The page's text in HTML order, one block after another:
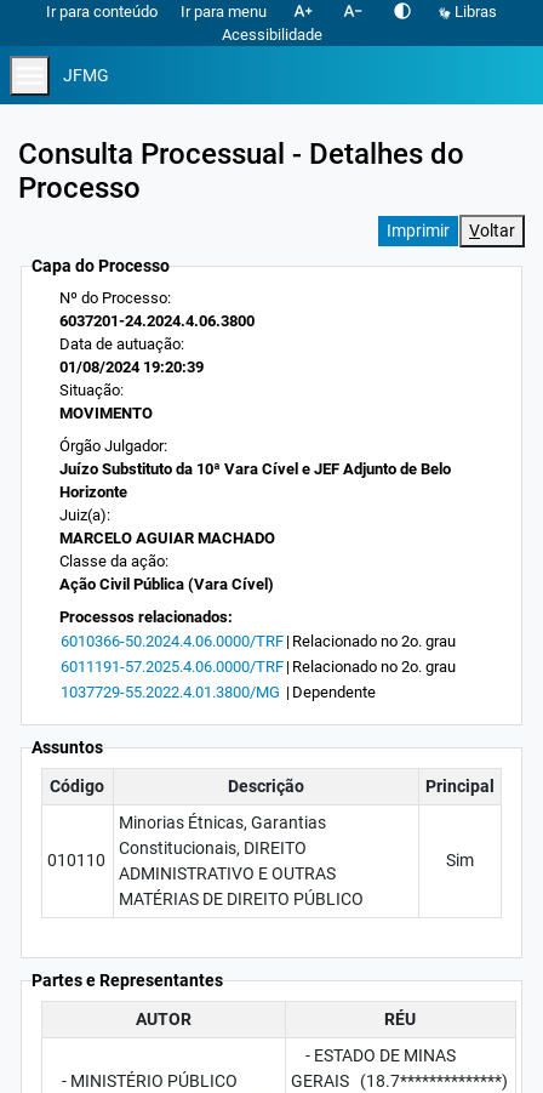
Ir para conteúdo Ir para menu text_increase text_decrease contrast
Libras
Acessibilidade
JFMG
Consulta Processual - Detalhes do
Processo
Voltar
Capa do Processo
Nº do Processo:
6037201-24.2024.4.06.3800
Data de autuação:
01/08/2024 19:20:39
Situação:
MOVIMENTO
Órgão Julgador:
Juízo Substituto da 10ª Vara Cível e JEF Adjunto de Belo
Horizonte
Juiz(a):
MARCELO AGUIAR MACHADO
Classe da ação:
Ação Civil Pública (Vara Cível)
Processos relacionados:
6010366-50.2024.4.06.0000/TRF | Relacionado no 2o. grau
6011191-57.2025.4.06.0000/TRF | Relacionado no 2o. grau
1037729-55.2022.4.01.3800/MG | Dependente
Assuntos
Código
Descrição Principal
010110
Minorias Étnicas, Garantias
Constitucionais, DIREITO
ADMINISTRATIVO E OUTRAS
MATÉRIAS DE DIREITO PÚBLICO
Sim
Partes e Representantes
AUTOR
RÉU
- MINISTÉRIO PÚBLICO
- ESTADO DE MINAS
GERAIS (18.7**************)